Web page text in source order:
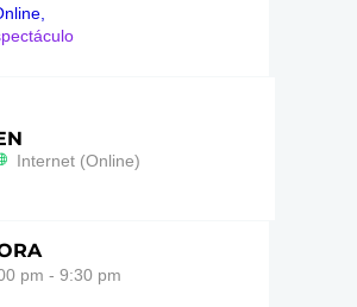
Internet (Online)
pm - 9:30 pm